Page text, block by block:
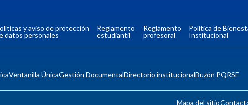
y aviso de protección
datos personales
Reglamento
estudiantil
Reglamento
profesoral
Política de
Institucional
Ventanilla ÚnicaGestión DocumentalDirectorio institucionalBuzón PQRSF
Mapa del sitio